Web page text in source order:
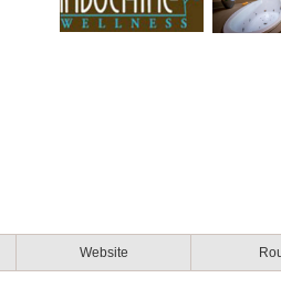
Website